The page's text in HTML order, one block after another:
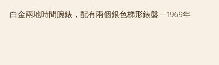
白金兩地時間腕錶，配有兩個銀色梯形錶盤 – 1969年